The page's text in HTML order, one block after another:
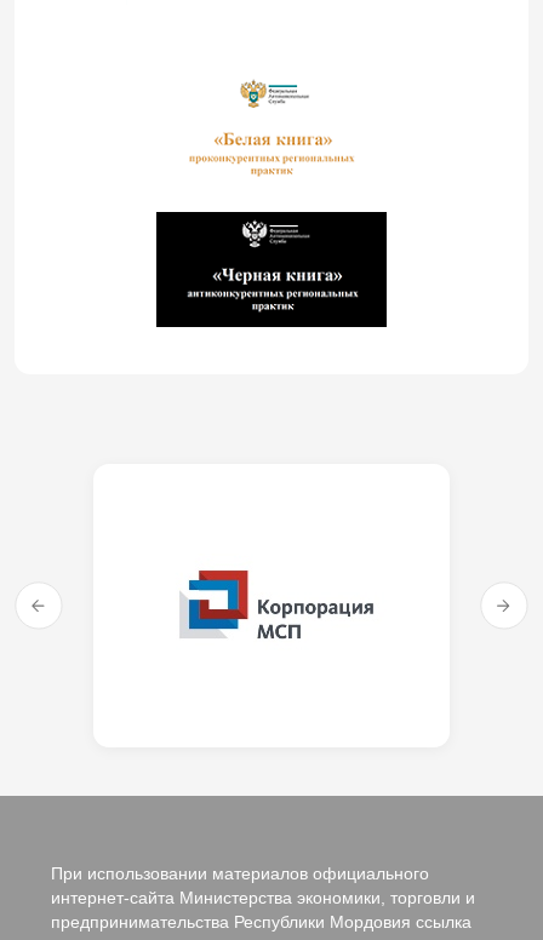
При использовании материалов официального
интернет-сайта Министерства экономики, торговли и
предпринимательства Республики Мордовия ссылка